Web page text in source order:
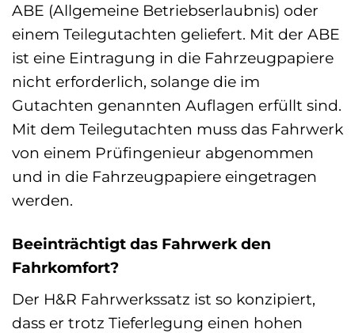
ABE (Allgemeine Betriebserlaubnis) oder
einem Teilegutachten geliefert. Mit der ABE
ist eine Eintragung in die Fahrzeugpapiere
nicht erforderlich, solange die im
Gutachten genannten Auflagen erfüllt sind.
Mit dem Teilegutachten muss das Fahrwerk
von einem Prüfingenieur abgenommen
und in die Fahrzeugpapiere eingetragen
werden.
Beeinträchtigt das Fahrwerk den
Fahrkomfort?
Der H&R Fahrwerkssatz ist so konzipiert,
dass er trotz Tieferlegung einen hohen